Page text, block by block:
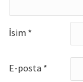
İsim *
E-posta *